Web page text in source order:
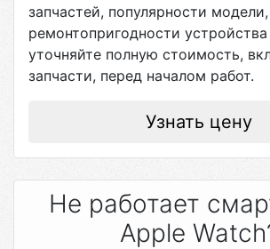
запчастей, популярности модели,
ремонтопригодности устройства
уточняйте полную стоимость,
запчасти, перед началом работ.
Узнать цену
Не работает
Apple